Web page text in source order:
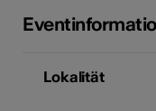
Lokalität